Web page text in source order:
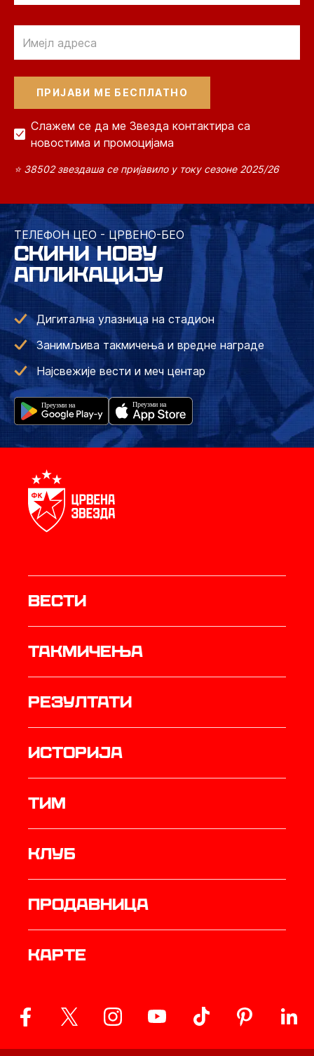
Слажем се да ме Звезда контактира са
новостима и промоцијама
⭐ 38502 звездаша се пријавило у току сезоне 2025/26
ТЕЛЕФОН ЦЕО - ЦРВЕНО-БЕО
СКИНИ НОВУ
АПЛИКАЦИЈУ
Дигитална улазница на стадион
Занимљива такмичења и вредне награде
Најсвежије вести и меч центар
Вести
Такмичења
резултати
историја
ТИМ
Клуб
продавница
Карте